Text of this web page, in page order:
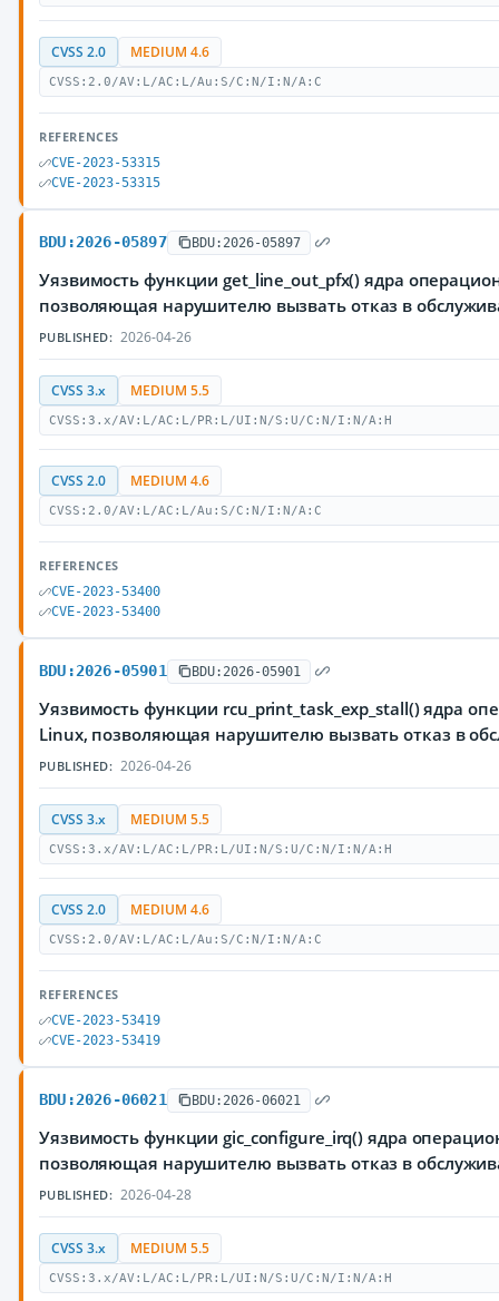
CVSS 2.0 MEDIUM 4.6
CVSS:2.0/AV:L/AC:L/Au:S/C:N/I:N/A:C
REFERENCES
CVE-2023-53315
CVE-2023-53315
BDU:2026-05897 BDU:2026-05897
Уязвимость функции get_line_out_pfx() ядра
позволяющая нарушителю вызвать отказ в
PUBLISHED: 2026-04-26
CVSS 3.x MEDIUM 5.5
CVSS:3.x/AV:L/AC:L/PR:L/UI:N/S:U/C:N/I:N/A:H
CVSS 2.0 MEDIUM 4.6
CVSS:2.0/AV:L/AC:L/Au:S/C:N/I:N/A:C
REFERENCES
CVE-2023-53400
CVE-2023-53400
BDU:2026-05901 BDU:2026-05901
Уязвимость функции rcu_print_task_exp_stall() ядра
Linux, позволяющая нарушителю вызвать отказ в
PUBLISHED: 2026-04-26
CVSS 3.x MEDIUM 5.5
CVSS:3.x/AV:L/AC:L/PR:L/UI:N/S:U/C:N/I:N/A:H
CVSS 2.0 MEDIUM 4.6
CVSS:2.0/AV:L/AC:L/Au:S/C:N/I:N/A:C
REFERENCES
CVE-2023-53419
CVE-2023-53419
BDU:2026-06021 BDU:2026-06021
Уязвимость функции gic_configure_irq() ядра
позволяющая нарушителю вызвать отказ в
PUBLISHED: 2026-04-28
CVSS 3.x MEDIUM 5.5
CVSS:3.x/AV:L/AC:L/PR:L/UI:N/S:U/C:N/I:N/A:H